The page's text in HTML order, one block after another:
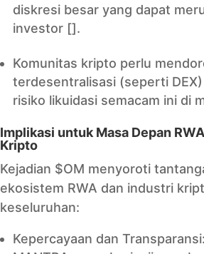
diskresi besar yang dapat
investor [].
Komunitas kripto perlu
terdesentralisasi (seperti
risiko likuidasi semacam ini di
Implikasi untuk Masa Depan
Kripto
Kejadian $OM menyoroti
ekosistem RWA dan industri
keseluruhan:
Kepercayaan dan